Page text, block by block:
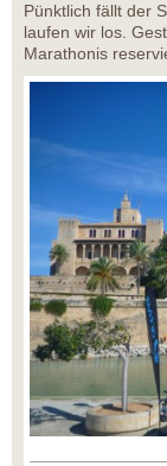
Pünktlich fällt der
laufen wir los.
Marathonis